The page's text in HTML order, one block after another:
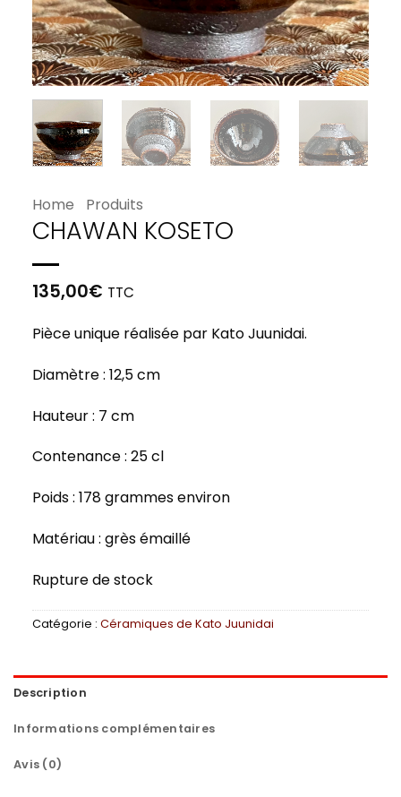
Home Produits
CHAWAN KOSETO
135,00€ TTC
Pièce unique réalisée par Kato Juunidai.
Diamètre : 12,5 cm
Hauteur : 7 cm
Contenance : 25 cl
Poids : 178 grammes environ
Matériau : grès émaillé
Rupture de stock
Catégorie : Céramiques de Kato Juunidai
Description
Informations complémentaires
Avis (0)